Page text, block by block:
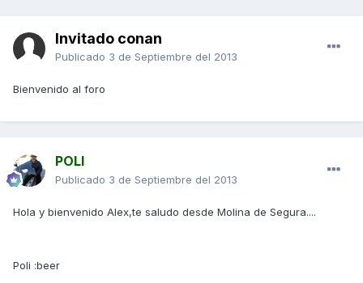
Invitado conan
Publicado 3 de Septiembre del 2013
Bienvenido al foro
POLI
Publicado 3 de Septiembre del 2013
Hola y bienvenido Alex,te saludo desde Molina de Segura....
Poli :beer